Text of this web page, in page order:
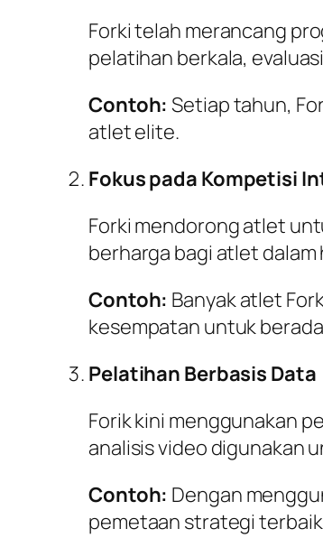
Forki telah merancang
pelatihan berkala,
Contoh: Setiap tahun,
atlet elite.
Fokus pada Kompetisi
Forki mendorong atlet
berharga bagi atlet
Contoh: Banyak atlet
kesempatan untuk
Pelatihan Berbasis Data
Forik kini menggunakan
analisis video digunakan
Contoh: Dengan
pemetaan strategi